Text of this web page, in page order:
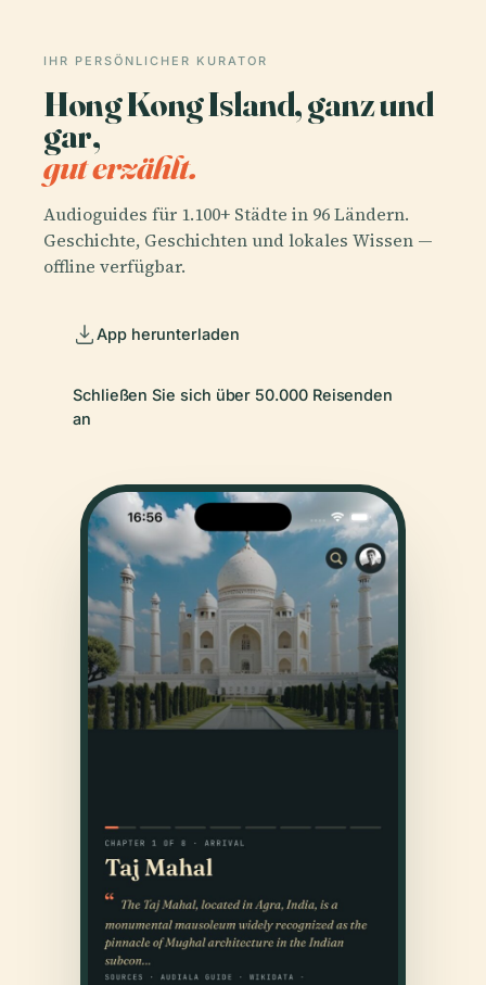
IHR PERSÖNLICHER KURATOR
Hong Kong Island, ganz und
gar,
gut erzählt.
Audioguides für 1.100+ Städte in 96 Ländern.
Geschichte, Geschichten und lokales Wissen —
offline verfügbar.
App herunterladen
Schließen Sie sich über 50.000 Reisenden
an